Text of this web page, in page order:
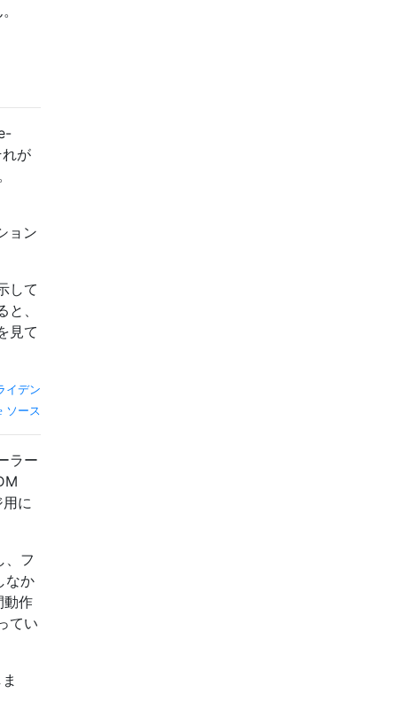
れが
ョン
して
、
見て
イデン
ソース
ラー
に
、フ
なか
動作
てい